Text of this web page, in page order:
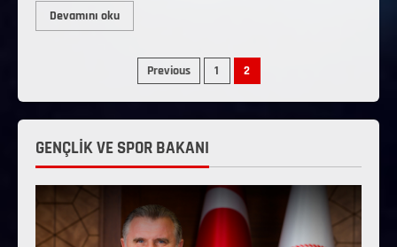
Devamını oku
Previous 1 2
GENÇLİK VE SPOR BAKANI